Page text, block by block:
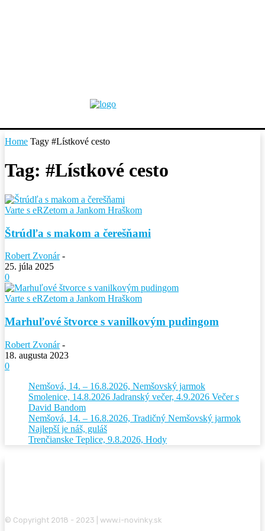
Home Tagy #Lístkové cesto
Tag: #Lístkové cesto
Varte s eRZetom a Jankom Hraškom
Štrúdľa s makom a čerešňami
Robert Zvonár -
25. júla 2025
0
Varte s eRZetom a Jankom Hraškom
Marhuľové štvorce s vanilkovým pudingom
Robert Zvonár -
18. augusta 2023
0
Nemšová, 14. – 16.8.2026, Nemšovský jarmok
Smolenice, 14.8.2026 Jadranský večer, 4.9.2026 Večer s
David Bandom
Nemšová, 14. – 16.8.2026, Tradičný Nemšovský jarmok
Najlepší je náš, guláš
Trenčianske Teplice, 9.8.2026, Hody
© Copyright 2018 - 2023 | www.i-novinky.sk